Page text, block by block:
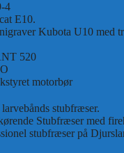
4
E10.
Kubota U10 med
520
motorbør
stubfræser.
Stubfræser med
stubfræser på